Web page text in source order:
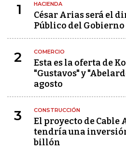
1 HACIENDA
César Arias será el
Público del
2 COMERCIO
Esta es la oferta de
"Gustavos" y
agosto
3 CONSTRUCCIÓN
El proyecto de Cable
tendría una
billón